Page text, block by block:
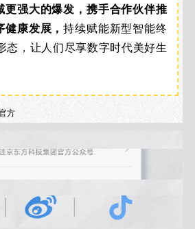
更强大的爆发，携手合作伙伴推
健康发展，持续赋能新型智能终
态，让人们尽享数字时代美好生
方